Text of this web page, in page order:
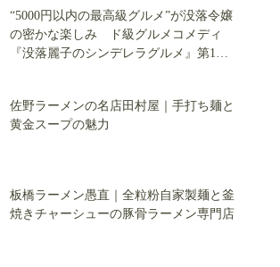
“5000円以内の最高級グルメ”が没落令嬢
の密かな楽しみ ド級グルメコメディ
『没落麗子のシンデレラグルメ』第1巻
佐野ラーメンの名店田村屋｜手打ち麺と
黄金スープの魅力
板橋ラーメン愚直｜全粒粉自家製麺と釜
焼きチャーシューの豚骨ラーメン専門店